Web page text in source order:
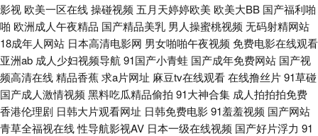
人天堂1999 91福利社免费视频 91黄色直播小电影 91网业链接 欧美丝袜自
拍制服另类 中文字幕人妻一区二区 91综合网 国产午夜福利一区 亚洲东方影
视av 91熟女视频口 国产岳母理论9 人妻操操 伊人美女大香蕉 91网站免费立
即观看 国际自在自拍 豆花免费网站 91中文资源视频 国产欧美首页 久草论坛
影视 欧美一区在线操碰视频 五月天婷婷欧美 欧美大BB 国产福利啪
啪 欧洲成人午夜精品 国产精品美乳 男人操蜜桃视频 无码射精网站
18成年人网站 日本高清电影网 男女啪啪午夜视频 免费电影在线观看
亚洲ab 成人少妇视频导航 91国产小青蛙 国产成年免费网站 国产视
频高清在线精品香蕉求a片网址 麻豆tv在线观看在线撸丝片91草碰
国产成人激情视频 黑料吃瓜精品偷拍 91大神合集 成人拍拍拍免费
香港伦理剧 日韩大片观看网址 日韩免费电影91羞羞视频 国产网站
青草全福视在线性导航影视AV 日本一级在线视频 国产好片浮力 91